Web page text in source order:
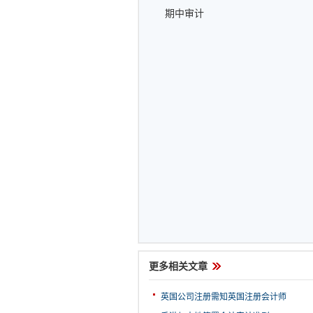
期中审计
更多相关文章
英国公司注册需知英国注册会计师